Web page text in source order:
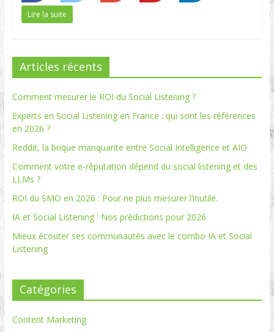
Lire la suite
Articles récents
Comment mesurer le ROI du Social Listening ?
Experts en Social Listening en France : qui sont les références
en 2026 ?
Reddit, la brique manquante entre Social Intelligence et AIO
Comment votre e-réputation dépend du social listening et des
LLMs ?
ROI du SMO en 2026 : Pour ne plus mesurer l’inutile.
IA et Social Listening : Nos prédictions pour 2026
Mieux écouter ses communautés avec le combo IA et Social
Listening
Catégories
Content Marketing